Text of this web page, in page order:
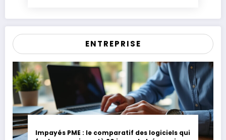
ENTREPRISE
Impayés PME : le comparatif des logiciels qui